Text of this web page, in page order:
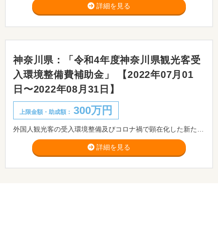
詳細を見る
神奈川県：「令和4年度神奈川県観光客受
入環境整備費補助金」 【2022年07月01
日〜2022年08月31日】
上限金額・助成額： 300万円
詳細を見る